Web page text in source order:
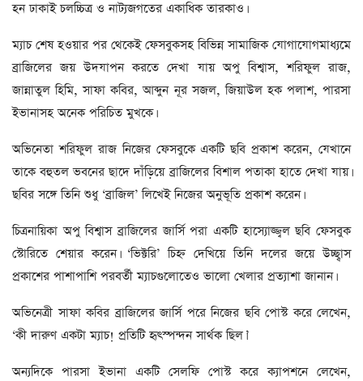
হন ঢাকাই চলচ্চিত্র ও নাট্যজগতের একাধিক তারকাও।
ম্যাচ শেষ হওয়ার পর থেকেই ফেসবুকসহ বিভিন্ন সামাজিক যোগাযোগমাধ্যমে
ব্রাজিলের জয় উদযাপন করতে দেখা যায় অপু বিশ্বাস, শরিফুল রাজ,
জান্নাতুল হিমি, সাফা কবির, আব্দুন নূর সজল, জিয়াউল হক পলাশ, পারসা
ইভানাসহ অনেক পরিচিত মুখকে।
অভিনেতা শরিফুল রাজ নিজের ফেসবুকে একটি ছবি প্রকাশ করেন, যেখানে
তাকে বহুতল ভবনের ছাদে দাঁড়িয়ে ব্রাজিলের বিশাল পতাকা হাতে দেখা যায়।
ছবির সঙ্গে তিনি শুধু ‘ব্রাজিল’ লিখেই নিজের অনুভূতি প্রকাশ করেন।
চিত্রনায়িকা অপু বিশ্বাস ব্রাজিলের জার্সি পরা একটি হাস্যোজ্জ্বল ছবি ফেসবুক
স্টোরিতে শেয়ার করেন। ‘ভিক্টরি’ চিহ্ন দেখিয়ে তিনি দলের জয়ে উচ্ছ্বাস
প্রকাশের পাশাপাশি পরবর্তী ম্যাচগুলোতেও ভালো খেলার প্রত্যাশা জানান।
অভিনেত্রী সাফা কবির ব্রাজিলের জার্সি পরে নিজের ছবি পোস্ট করে লেখেন,
‘কী দারুণ একটা ম্যাচ! প্রতিটি হৃৎস্পন্দন সার্থক ছিল।’
অন্যদিকে পারসা ইভানা একটি সেলফি পোস্ট করে ক্যাপশনে লেখেন,